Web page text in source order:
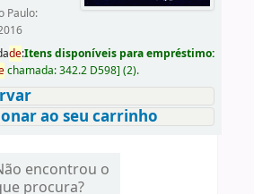
Paulo:
de:Itens disponíveis para empréstimo:
chamada:342.2 D598] (2).
ao seu carrinho
encontrou o
procura?